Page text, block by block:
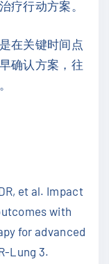
疗行动方案。
在关键时间点
确认方案，往
et al. Impact
with
for advanced
Lung 3.